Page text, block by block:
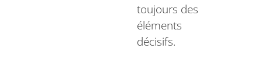
toujours des
éléments
décisifs.